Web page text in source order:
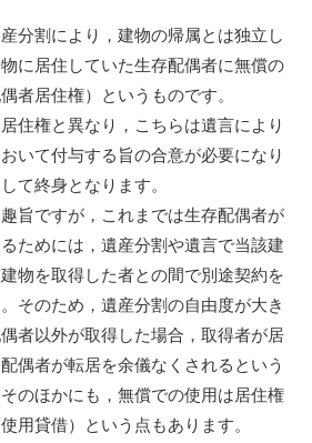
分割により，建物の帰属とは独立し
に居住していた生存配偶者に無償の
者居住権）というものです。
住権と異なり，こちらは遺言により
いて付与する旨の合意が必要になり
て終身となります。
旨ですが，これまでは生存配偶者が
ためには，遺産分割や遺言で当該建
物を取得した者との間で別途契約を
そのため，遺産分割の自由度が大き
者以外が取得した場合，取得者が居
偶者が転居を余儀なくされるという
のほかにも，無償での使用は居住権
用貸借）という点もあります。